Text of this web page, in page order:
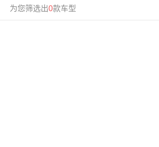
为您筛选出0款车型